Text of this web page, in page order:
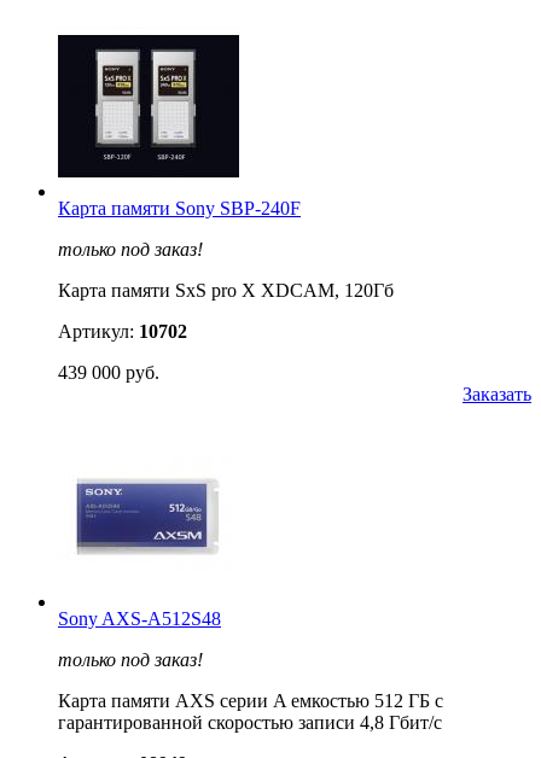
Карта памяти Sony SBP-240F
только под заказ!
Карта памяти SxS pro X XDCAM, 120Гб
Артикул: 10702
439 000 руб.
Заказать
Sony AXS-A512S48
только под заказ!
Карта памяти AXS серии A емкостью 512 ГБ с
гарантированной скоростью записи 4,8 Гбит/с